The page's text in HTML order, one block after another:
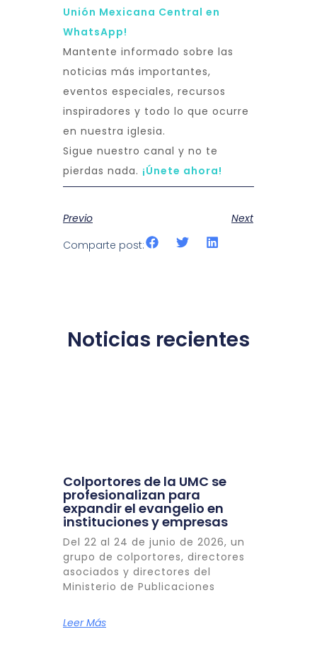
Unión Mexicana Central en
WhatsApp!
Mantente informado sobre las
noticias más importantes,
eventos especiales, recursos
inspiradores y todo lo que ocurre
en nuestra iglesia.
Sigue nuestro canal y no te
pierdas nada. ¡Únete ahora!
Previo
Next
Comparte post:
Noticias recientes
Colportores de la UMC se
profesionalizan para
expandir el evangelio en
instituciones y empresas
Del 22 al 24 de junio de 2026, un
grupo de colportores, directores
asociados y directores del
Ministerio de Publicaciones
Leer Más